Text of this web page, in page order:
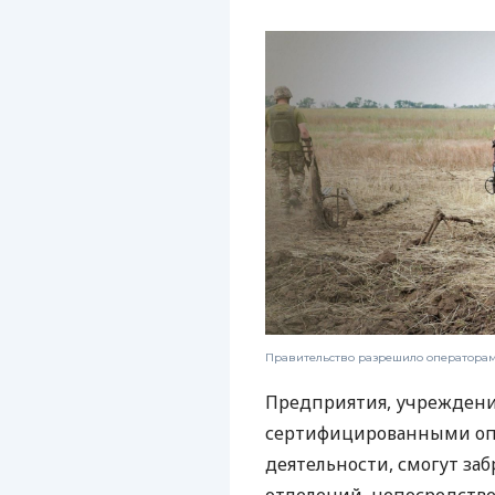
Правительство разрешило
Предприятия,
сертифицированными
деятельности, смогут